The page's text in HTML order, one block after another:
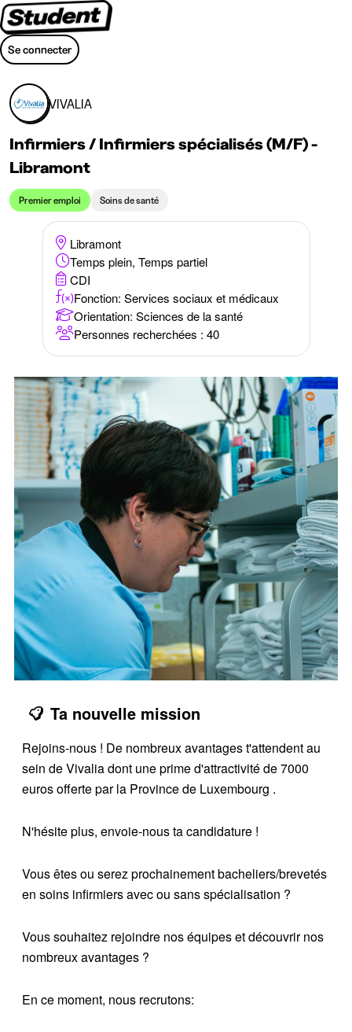
Se connecter
VIVALIA
Infirmiers / Infirmiers spécialisés (M/F) -
Libramont
Premier emploi Soins de santé
Libramont
Temps plein, Temps partiel
CDI
Fonction: Services sociaux et médicaux
Orientation: Sciences de la santé
Personnes recherchées : 40
Ta nouvelle mission
Rejoins-nous ! De nombreux avantages t'attendent au
sein de Vivalia dont une prime d'attractivité de 7000
euros offerte par la Province de Luxembourg .
N'hésite plus, envoie-nous ta candidature !
Vous êtes ou serez prochainement bacheliers/brevetés
en soins infirmiers avec ou sans spécialisation ?
Vous souhaitez rejoindre nos équipes et découvrir nos
nombreux avantages ?
En ce moment, nous recrutons: